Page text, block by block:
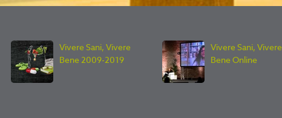
Vivere Sani, Vivere
Bene 2009-2019
Vivere Sani, Vivere
Bene Online